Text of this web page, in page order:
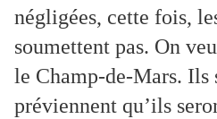
négligées, cette fois,
soumettent pas. On
le Champ-de-Mars. Ils
préviennent qu’ils